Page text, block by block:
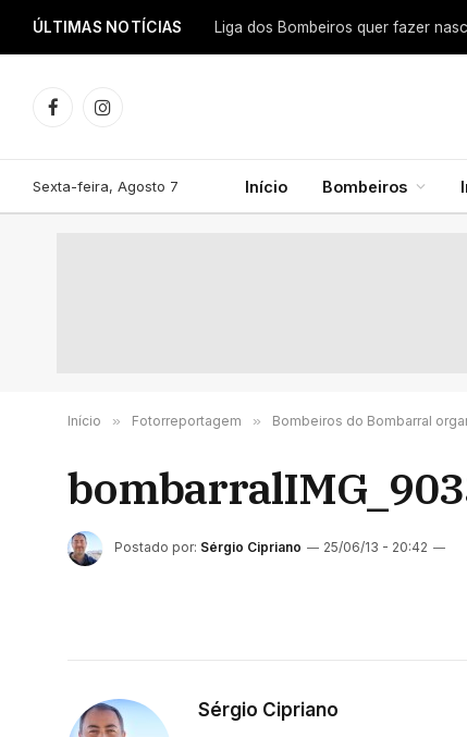
ÚLTIMAS NOTÍCIAS
FacebookInstagram
Sexta-feira, Agosto 7 Início Bombeiros
Início » Fotorreportagem » Bombeiros do Bombarral
Postado por: Sérgio Cipriano 25/06/13 - 20:42
Sérgio Cipriano